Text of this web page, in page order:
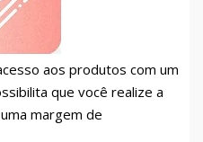
aos produtos com um
que você realize a
margem de